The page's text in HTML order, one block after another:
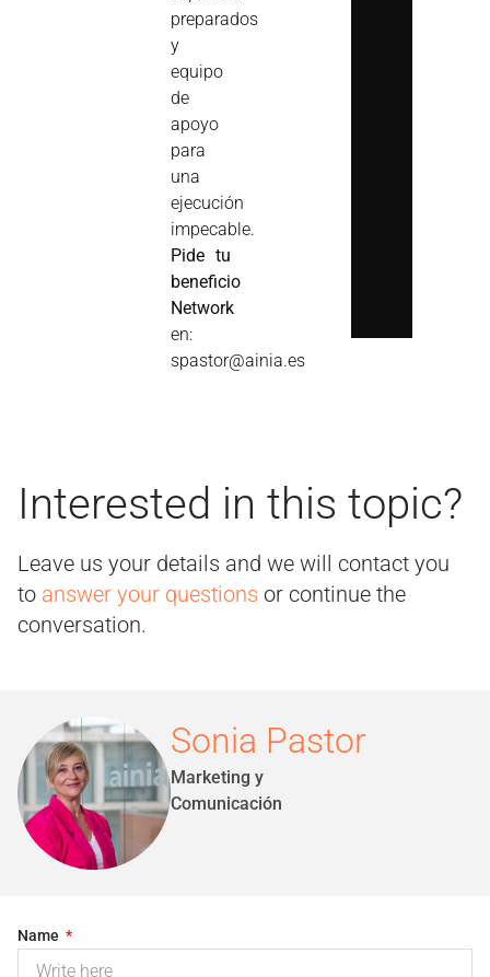
preparados
y
equipo
de
apoyo
para
una
ejecución
impecable.
Pide tu
beneficio
Network
en:
spastor@ainia.es
Interested in this topic?
Leave us your details and we will contact you
to answer your questions or continue the
conversation.
Sonia Pastor
Marketing y
Comunicación
Name